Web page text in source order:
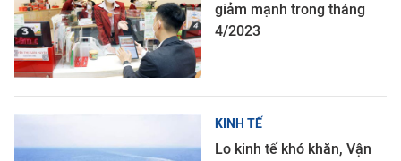
giảm mạnh trong tháng
4/2023
KINH TẾ
Lo kinh tế khó khăn, Vận